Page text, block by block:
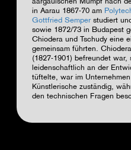
aargauischen Mumpf nach
in Aarau 1867-70 am
Gottfried Semper studiert
sowie 1872/73 in Budapest
Chiodera und Tschudy eine
gemeinsam führten.
(1827-1901) befreundet war,
leidenschaftlich an der
tüftelte, war im
Künstlerische zuständig,
den technischen Fragen